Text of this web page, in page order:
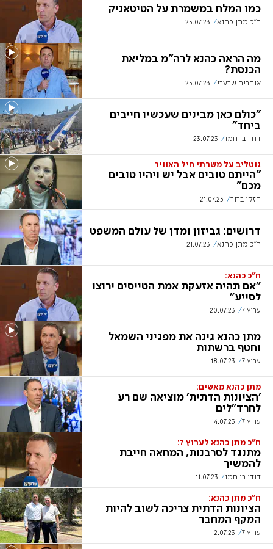
כמו המלח במשמרת על הטיטאניק
ח"כ מתן כהנא 25.07.23
מה הראה כהנא לרה"מ במליאת
הכנסת?
אוהביה שרעבי 25.07.23
"כולם כאן מבינים שעכשיו חייבים
ביחד"
דודי בן חמו 23.07.23
גוטליב על משרתי חיל האוויר
"הייתם טובים אבל יש ויהיו טובים
מכם"
חזקי ברוך 21.07.23
דרושים: גביזון ומדן של עולם המשפט
ח"כ מתן כהנא 21.07.23
ח"כ כהנא:
"אם תהיה אזעקת אמת הטייסים ירוצו
לסייע"
ערוץ 7 20.07.23
מתן כהנא גינה את מפגיני השמאל
וחטף ברשתות
ערוץ 7 18.07.23
מתן כהנא מאשים:
'הציונות הדתית' מוציאה שם רע
לחרד"לים
ערוץ 7 14.07.23
ח"כ מתן כהנא לערוץ 7:
מתנגד לסרבנות, המחאה חייבת
להמשיך
דודי בן חמו 11.07.23
ח"כ מתן כהנא:
הציונות הדתית צריכה לשוב להיות
המקף המחבר
ערוץ 7 2.07.23